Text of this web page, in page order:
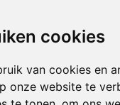
cookies
van cookies en
onze website te
In